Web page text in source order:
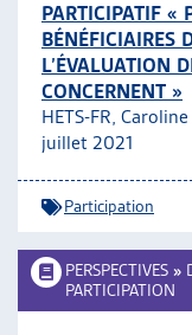
PARTICIPATIF «
BÉNÉFICIAIRES
L’ÉVALUATION
CONCERNENT »
HETS-FR,
juillet 2021
Participation
PERSPECTIVES »
PARTICIPATION